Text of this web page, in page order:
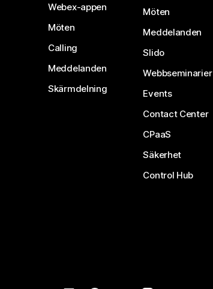
Webex-appen
Möten
Calling
Meddelanden
Skärmdelning
Möten
Meddelanden
Slido
Webbseminarier
Events
Contact Center
CPaaS
Säkerhet
Control Hub